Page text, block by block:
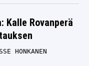
Kalle Rovanperä
HONKANEN